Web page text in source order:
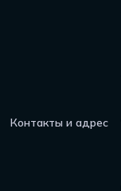
Контакты и адрес